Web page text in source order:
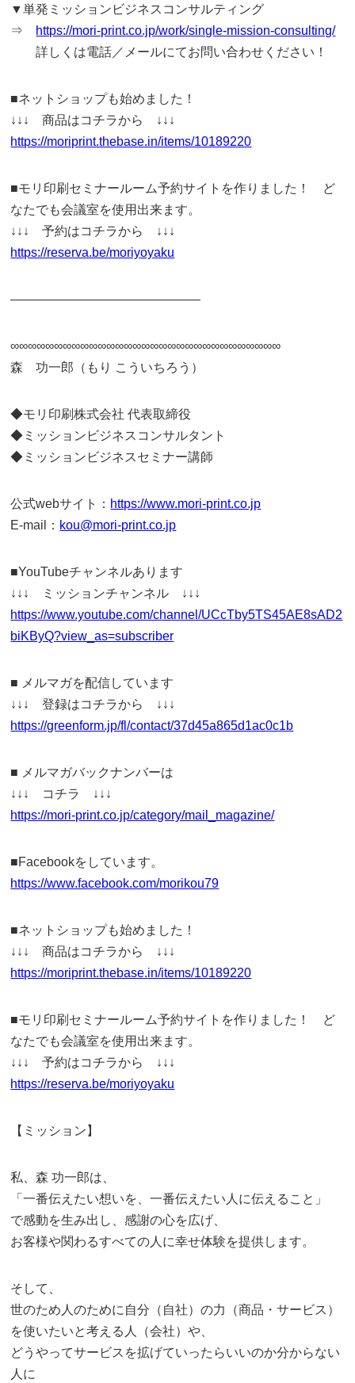
▼単発ミッションビジネスコンサルティング
⇒ https://mori-print.co.jp/work/single-mission-consulting/
詳しくは電話／メールにてお問い合わせください！
■ネットショップも始めました！
↓↓↓ 商品はコチラから ↓↓↓
https://moriprint.thebase.in/items/10189220
■モリ印刷セミナールーム予約サイトを作りました！ ど
なたでも会議室を使用出来ます。
↓↓↓ 予約はコチラから ↓↓↓
https://reserva.be/moriyoyaku
———————————————
∞∞∞∞∞∞∞∞∞∞∞∞∞∞∞∞∞∞∞∞∞∞∞∞∞∞∞∞∞∞∞
森 功一郎（もり こういちろう）
◆モリ印刷株式会社 代表取締役
◆ミッションビジネスコンサルタント
◆ミッションビジネスセミナー講師
公式webサイト： https://www.mori-print.co.jp
E-mail： kou@mori-print.co.jp
■YouTubeチャンネルあります
↓↓↓ ミッションチャンネル ↓↓↓
https://www.youtube.com/channel/UCcTby5TS45AE8sAD2
biKByQ?view_as=subscriber
■ メルマガを配信しています
↓↓↓ 登録はコチラから ↓↓↓
https://greenform.jp/fl/contact/37d45a865d1ac0c1b
■ メルマガバックナンバーは
↓↓↓ コチラ ↓↓↓
https://mori-print.co.jp/category/mail_magazine/
■Facebookをしています。
https://www.facebook.com/morikou79
■ネットショップも始めました！
↓↓↓ 商品はコチラから ↓↓↓
https://moriprint.thebase.in/items/10189220
■モリ印刷セミナールーム予約サイトを作りました！ ど
なたでも会議室を使用出来ます。
↓↓↓ 予約はコチラから ↓↓↓
https://reserva.be/moriyoyaku
【ミッション】
私、森 功一郎は、
「一番伝えたい想いを、一番伝えたい人に伝えること」
で感動を生み出し、感謝の心を広げ、
お客様や関わるすべての人に幸せ体験を提供します。
そして、
世のため人のために自分（自社）の力（商品・サービス）
を使いたいと考える人（会社）や、
どうやってサービスを拡げていったらいいのか分からない
人に